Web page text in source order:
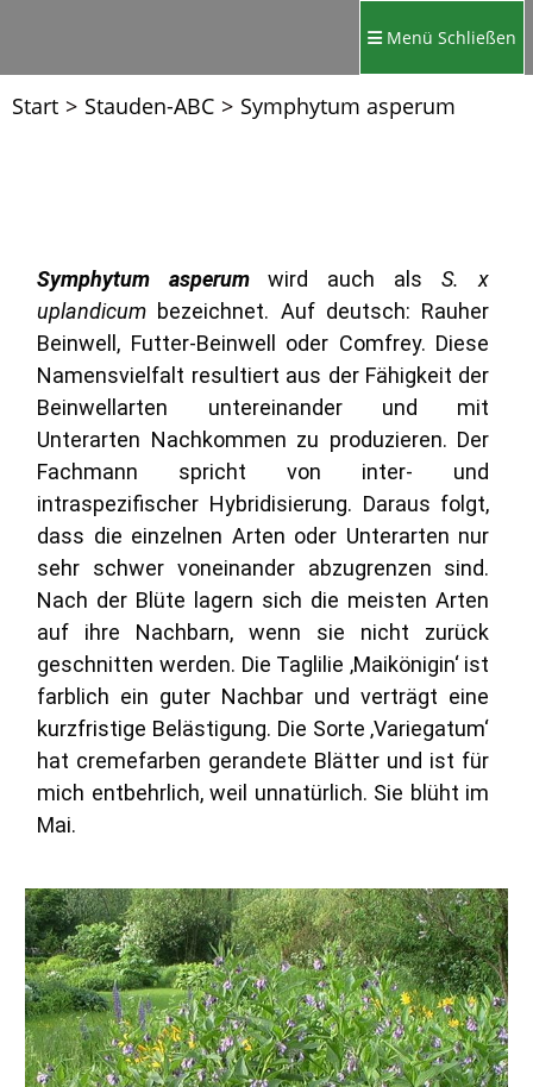
Menü Schließen
Start > Stauden-ABC > Symphytum asperum
Symphytum asperumwird auch alsS. x
uplandicum bezeichnet. Auf deutsch: Rauher
Beinwell, Futter-Beinwell oder Comfrey. Diese
Namensvielfalt resultiert aus der Fähigkeit der
Beinwellarten untereinander und mit
Unterarten Nachkommen zu produzieren. Der
Fachmann spricht von inter- und
intraspezifischer Hybridisierung. Daraus folgt,
dass die einzelnen Arten oder Unterarten nur
sehr schwer voneinander abzugrenzen sind.
Nach der Blüte lagern sich die meisten Arten
auf ihre Nachbarn, wenn sie nicht zurück
geschnitten werden. Die Taglilie ‚Maikönigin‘ ist
farblich ein guter Nachbar und verträgt eine
kurzfristige Belästigung. Die Sorte ‚Variegatum‘
hat cremefarben gerandete Blätter und ist für
mich entbehrlich, weil unnatürlich. Sie blüht im
Mai.